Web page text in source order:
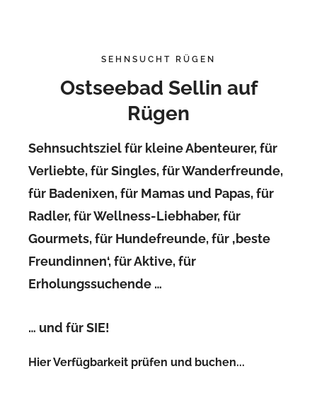
SEHNSUCHT RÜGEN
Ostseebad Sellin auf
Rügen
Sehnsuchtsziel für kleine Abenteurer, für
Verliebte, für Singles, für Wanderfreunde,
für Badenixen, für Mamas und Papas, für
Radler,für Wellness-Liebhaber, für
Gourmets, für Hundefreunde, für ‚beste
Freundinnen‘, für Aktive, für
Erholungssuchende …
… und für SIE!
Hier Verfügbarkeit prüfen und buchen...